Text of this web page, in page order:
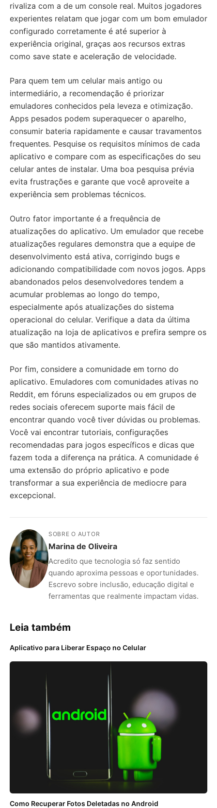
rivaliza com a de um console real. Muitos jogadores
experientes relatam que jogar com um bom emulador
configurado corretamente é até superior à
experiência original, graças aos recursos extras
como save state e aceleração de velocidade.
Para quem tem um celular mais antigo ou
intermediário, a recomendação é priorizar
emuladores conhecidos pela leveza e otimização.
Apps pesados podem superaquecer o aparelho,
consumir bateria rapidamente e causar travamentos
frequentes. Pesquise os requisitos mínimos de cada
aplicativo e compare com as especificações do seu
celular antes de instalar. Uma boa pesquisa prévia
evita frustrações e garante que você aproveite a
experiência sem problemas técnicos.
Outro fator importante é a frequência de
atualizações do aplicativo. Um emulador que recebe
atualizações regulares demonstra que a equipe de
desenvolvimento está ativa, corrigindo bugs e
adicionando compatibilidade com novos jogos. Apps
abandonados pelos desenvolvedores tendem a
acumular problemas ao longo do tempo,
especialmente após atualizações do sistema
operacional do celular. Verifique a data da última
atualização na loja de aplicativos e prefira sempre os
que são mantidos ativamente.
Por fim, considere a comunidade em torno do
aplicativo. Emuladores com comunidades ativas no
Reddit, em fóruns especializados ou em grupos de
redes sociais oferecem suporte mais fácil de
encontrar quando você tiver dúvidas ou problemas.
Você vai encontrar tutoriais, configurações
recomendadas para jogos específicos e dicas que
fazem toda a diferença na prática. A comunidade é
uma extensão do próprio aplicativo e pode
transformar a sua experiência de mediocre para
excepcional.
SOBRE O AUTOR
Marina de Oliveira
Acredito que tecnologia só faz sentido
quando aproxima pessoas e oportunidades.
Escrevo sobre inclusão, educação digital e
ferramentas que realmente impactam vidas.
Leia também
Aplicativo para Liberar Espaço no Celular
Como Recuperar Fotos Deletadas no Android